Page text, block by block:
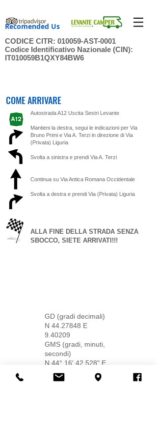
Recomended Us
CODICE CITR: 010059-AST-0001
Codice Identificativo Nazionale (CIN):
IT010059B1QXY84BW6
COME ARRIVARE
Autostrada A12 Uscita Sestri Levante
Mantieni la destra, segui le indicazioni per Via
Bruno Primi e Via A. Terzi in direzione di Via
(Privata) Liguria
Svolta a sinistra e prendi Via A. Terzi
Continua su Via Antica Romana Occidentale
Svolta a destra e prendi Via (Privata) Liguria
ALLA FINE DELLA STRADA SENZA
SBOCCO, SIETE ARRIVATI!!!
GD (gradi decimali)
N 44.27848 E
9.40209
GMS (gradi, minuti,
secondi)
N 44° 16' 42.528" E
9° 24' 7.524"